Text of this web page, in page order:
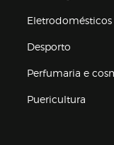
Eletrodomésticos
Desporto
Perfumaria e
Puericultura